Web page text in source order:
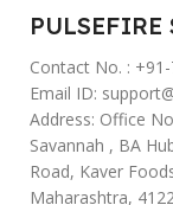
Contact No. :
Email ID:
Address: Office
Savannah , BA
Road, Kaver
Maharashtra,